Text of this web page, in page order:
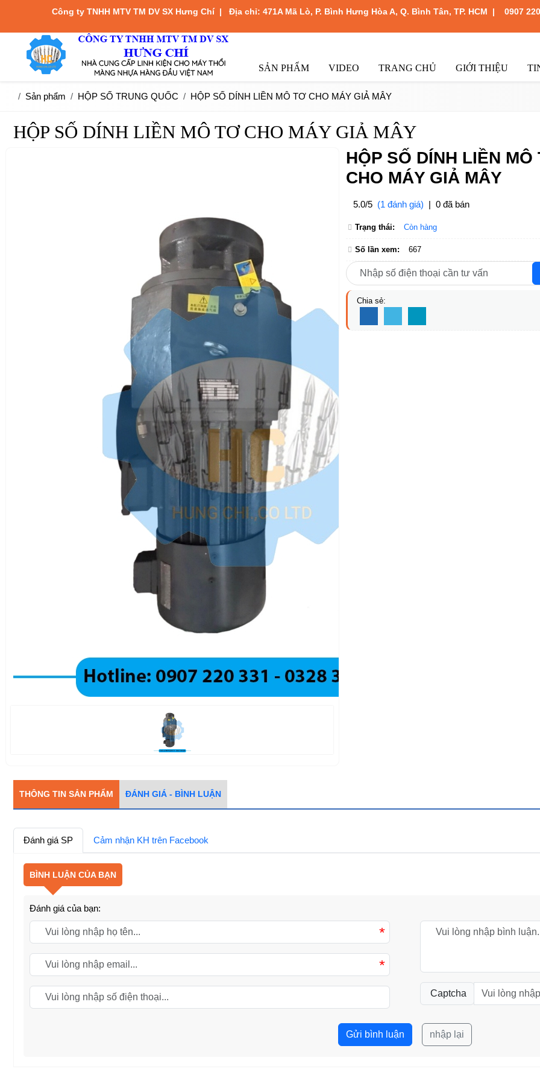
Công ty TNHH MTV TM DV SX Hưng Chí| Địa chỉ: 471A Mã Lò, P. Bình Hưng Hòa A, Q. Bình Tân, TP. HCM | 0907
SẢN PHẨM VIDEO TRANG CHỦ GIỚI THIỆU
Sản phẩm HỘP SỐ TRUNG QUỐC HỘP SỐ DÍNH LIỀN MÔ TƠ CHO MÁY GIẢ MÂY
HỘP SỐ DÍNH LIỀN MÔ TƠ CHO MÁY GIẢ MÂY
HỘP SỐ DÍNH LIỀN MÔ
CHO MÁY GIẢ MÂY
5.0/5 (1 đánh giá) | 0 đã bán
Trạng thái: Còn hàng
Số lần xem: 667
Chia sẻ:
THÔNG TIN SẢN PHẨM ĐÁNH GIÁ - BÌNH LUẬN
Đánh giá SP Cảm nhận KH trên Facebook
BÌNH LUẬN CỦA BẠN
Đánh giá của bạn:
*
*
Captcha
Gửi bình luận nhập lại